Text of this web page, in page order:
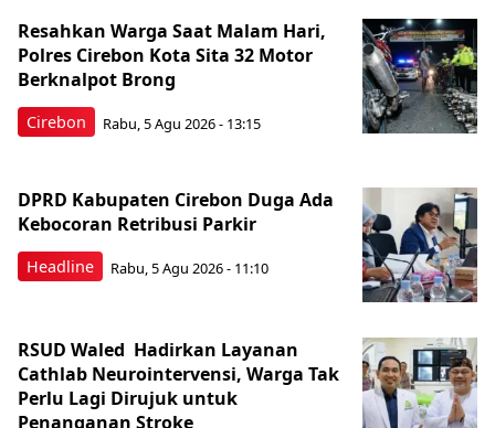
Cirebon
Resahkan Warga Saat Malam Hari,
Polres Cirebon Kota Sita 32 Motor
Berknalpot Brong
Rabu, 5 Agu 2026 - 13:15
Headline
DPRD Kabupaten Cirebon Duga Ada
Kebocoran Retribusi Parkir
Rabu, 5 Agu 2026 - 11:10
RSUD Waled Hadirkan Layanan
Cathlab Neurointervensi, Warga Tak
Perlu Lagi Dirujuk untuk
Penanganan Stroke